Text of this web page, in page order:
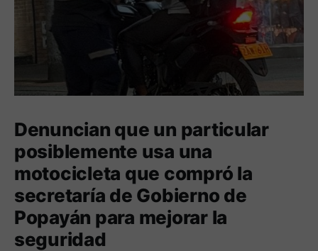
Denuncian que un particular
posiblemente usa una
motocicleta que compró la
secretaría de Gobierno de
Popayán para mejorar la
seguridad